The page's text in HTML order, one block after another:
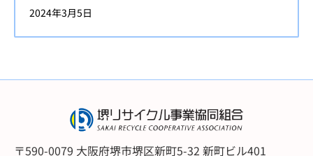
2024年3月5日
〒590-0079 大阪府堺市堺区新町5-32 新町ビル401